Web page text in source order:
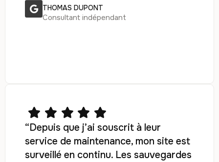
THOMAS DUPONT
Consultant indépendant
“Depuis que j’ai souscrit à leur
service de maintenance, mon site est
surveillé en continu. Les sauvegardes